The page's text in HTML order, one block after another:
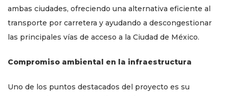
ambas ciudades, ofreciendo una alternativa eficiente al
transporte por carretera y ayudando a descongestionar
las principales vías de acceso a la Ciudad de México.
Compromiso ambiental en la infraestructura
Uno de los puntos destacados del proyecto es su